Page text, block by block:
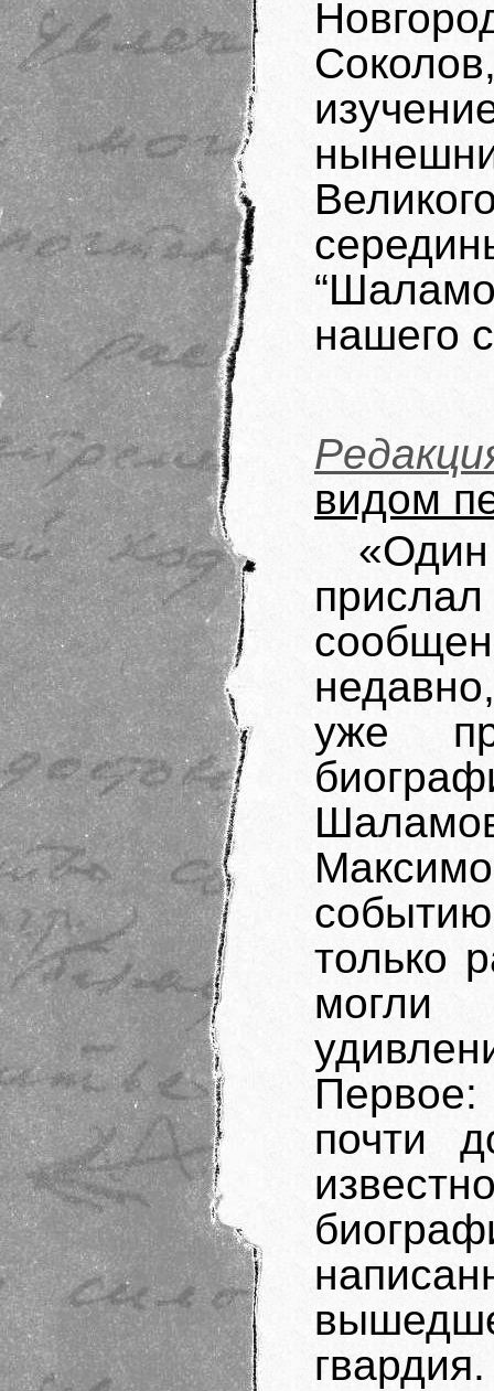
нашего
видом
уже
только
Первое:
почти